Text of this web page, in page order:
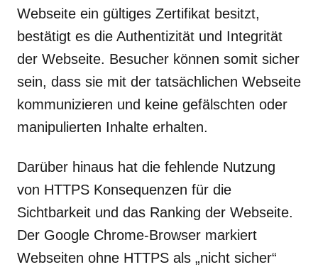
Webseite ein gültiges Zertifikat besitzt,
bestätigt es die Authentizität und Integrität
der Webseite. Besucher können somit sicher
sein, dass sie mit der tatsächlichen Webseite
kommunizieren und keine gefälschten oder
manipulierten Inhalte erhalten.
Darüber hinaus hat die fehlende Nutzung
von HTTPS Konsequenzen für die
Sichtbarkeit und das Ranking der Webseite.
Der Google Chrome-Browser markiert
Webseiten ohne HTTPS als „nicht sicher“